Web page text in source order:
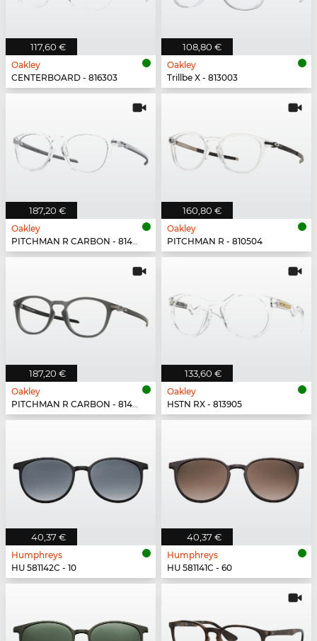
117,60 €
Oakley
CENTERBOARD - 816303
108,80 €
Oakley
Trillbe X - 813003
187,20 €
Oakley
PITCHMAN R CARBON - 814903
160,80 €
Oakley
PITCHMAN R - 810504
187,20 €
Oakley
PITCHMAN R CARBON - 814902
133,60 €
Oakley
HSTN RX - 813905
40,37 €
Humphreys
HU 581142C - 10
40,37 €
Humphreys
HU 581141C - 60